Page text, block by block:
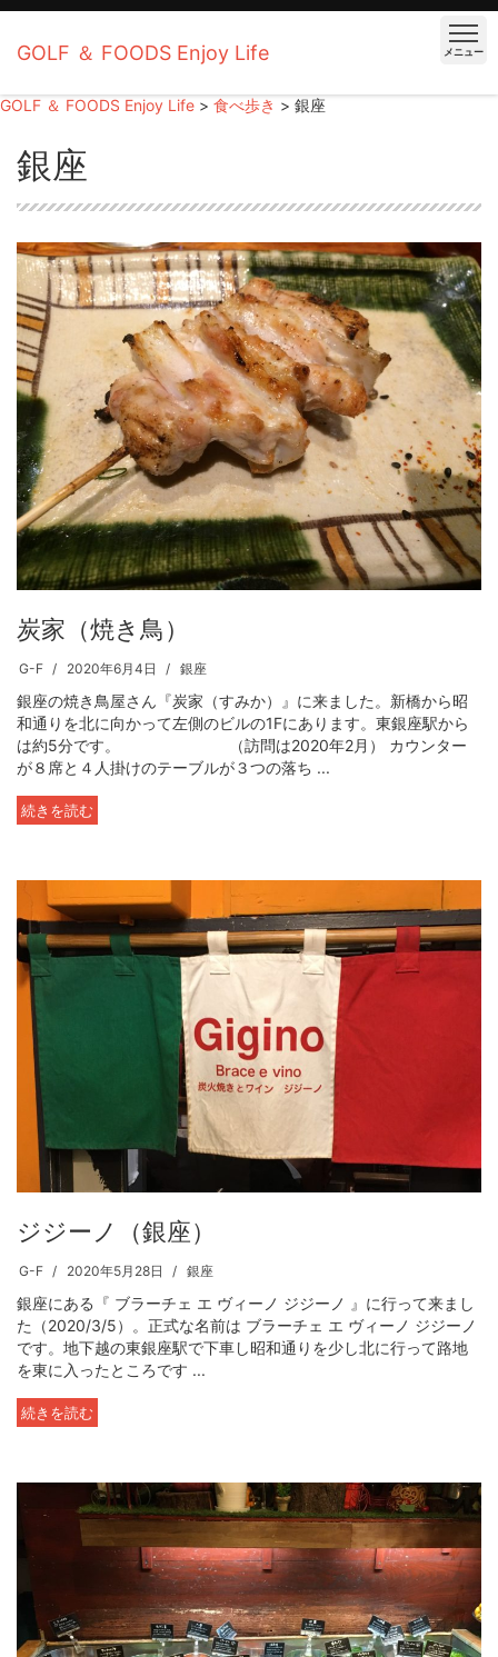
GOLF ＆ FOODS Enjoy Life メニュー
GOLF ＆ FOODS Enjoy Life > 食べ歩き > 銀座
銀座
炭家（焼き鳥）
G-F 2020年6月4日 銀座
銀座の焼き鳥屋さん『炭家（すみか）』に来ました。新橋から昭
和通りを北に向かって左側のビルの1Fにあります。東銀座駅から
は約5分です。 （訪問は2020年2月） カウンター
が８席と４人掛けのテーブルが３つの落ち ...
続きを読む
ジジーノ（銀座）
G-F 2020年5月28日 銀座
銀座にある『 ブラーチェ エ ヴィーノ ジジーノ 』に行って来まし
た（2020/3/5）。正式な名前は ブラーチェ エ ヴィーノ ジジーノ
です。地下越の東銀座駅で下車し昭和通りを少し北に行って路地
を東に入ったところです ...
続きを読む